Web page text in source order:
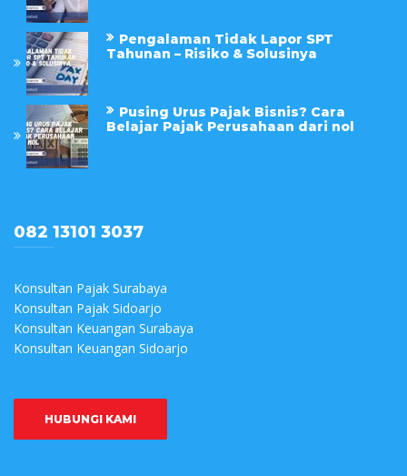
Pengalaman Tidak Lapor SPT
Tahunan – Risiko & Solusinya
Pusing Urus Pajak Bisnis? Cara
Belajar Pajak Perusahaan dari nol
082 13101 3037
Konsultan Pajak Surabaya
Konsultan Pajak Sidoarjo
Konsultan Keuangan Surabaya
Konsultan Keuangan Sidoarjo
HUBUNGI KAMI